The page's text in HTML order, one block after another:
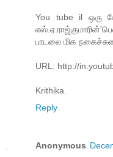
You tube il ஒரு
பாடலை மிக
URL: http://
Krithika.
Reply
Anonymous